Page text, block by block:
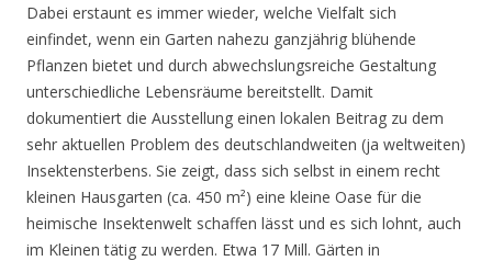
Dabei erstaunt es immer wieder, welche Vielfalt sich
einfindet, wenn ein Garten nahezu ganzjährig blühende
Pflanzen bietet und durch abwechslungsreiche Gestaltung
unterschiedliche Lebensräume bereitstellt. Damit
dokumentiert die Ausstellung einen lokalen Beitrag zu dem
sehr aktuellen Problem des deutschlandweiten (ja weltweiten)
Insektensterbens. Sie zeigt, dass sich selbst in einem recht
kleinen Hausgarten (ca. 450 m²) eine kleine Oase für die
heimische Insektenwelt schaffen lässt und es sich lohnt, auch
im Kleinen tätig zu werden. Etwa 17 Mill. Gärten in